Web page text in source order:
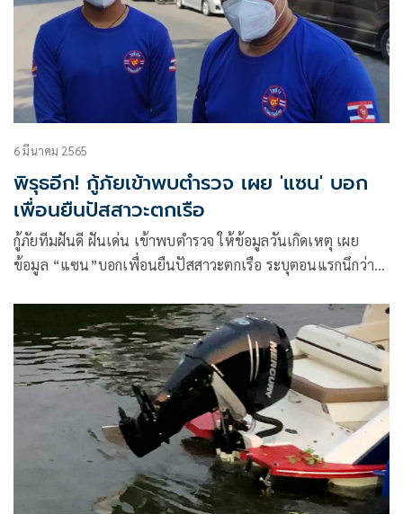
6 มีนาคม 2565
พิรุธอีก! กู้ภัยเข้าพบตำรวจ เผย 'แซน' บอก
เพื่อนยืนปัสสาวะตกเรือ
กู้ภัยทีมฝันดี ฝันเด่น เข้าพบตำรวจ ให้ข้อมูลวันเกิดเหตุ เผย
ข้อมูล “แซน”บอกเพื่อนยืนปัสสาวะตกเรือ ระบุตอนแรกนึกว่า